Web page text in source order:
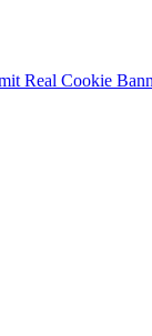
Real Cookie